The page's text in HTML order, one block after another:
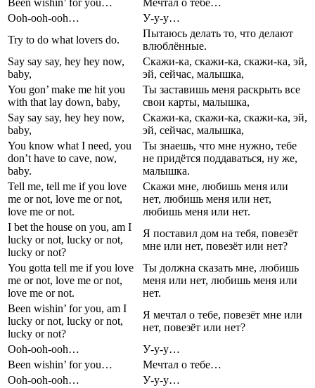
Ooh-ooh-ooh…
У-у-у…
Try to do what lovers do.
Пытаюсь делать то, что делают
влюблённые.
Say say say, hey hey now,
baby,
Скажи-ка, скажи-ка, скажи-ка, эй,
эй, сейчас, малышка,
You gon’ make me hit you
with that lay down, baby,
Ты заставишь меня раскрыть все
свои карты, малышка,
Say say say, hey hey now,
baby,
Скажи-ка, скажи-ка, скажи-ка, эй,
эй, сейчас, малышка,
You know what I need, you
don’t have to cave, now,
baby.
Ты знаешь, что мне нужно, тебе
не придётся поддаваться, ну же,
малышка.
Tell me, tell me if you love
me or not, love me or not,
love me or not.
Скажи мне, любишь меня или
нет, любишь меня или нет,
любишь меня или нет.
I bet the house on you, am I
lucky or not, lucky or not,
lucky or not?
Я поставил дом на тебя, повезёт
мне или нет, повезёт или нет?
You gotta tell me if you love
me or not, love me or not,
love me or not.
Ты должна сказать мне, любишь
меня или нет, любишь меня или
нет.
Been wishin’ for you, am I
lucky or not, lucky or not,
lucky or not?
Я мечтал о тебе, повезёт мне или
нет, повезёт или нет?
Ooh-ooh-ooh…
У-у-у…
Been wishin’ for you…
Мечтал о тебе…
Ooh-ooh-ooh…
У-у-у…